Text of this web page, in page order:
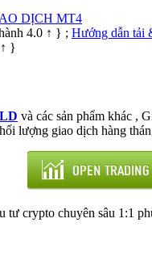
DỊCH MT4
4.0 ↑ } ; Hướng dẫn tải
}
và các sản phẩm khác ,
lượng giao dịch hàng
crypto chuyên sâu 1:1